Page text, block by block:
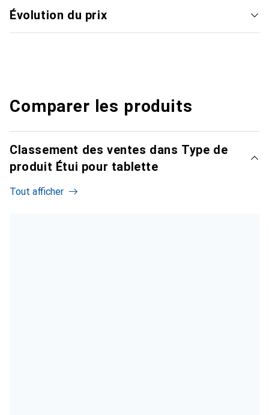
Évolution du prix
Comparer les produits
Classement des ventes dans Type de
produit Étui pour tablette
Tout afficher